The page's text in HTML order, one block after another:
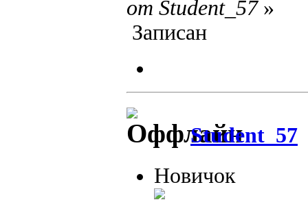
от Student_57»
Записан
Student_57
Новичок